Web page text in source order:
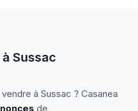
à Sussac
vendre à Sussac ? Casanea
de